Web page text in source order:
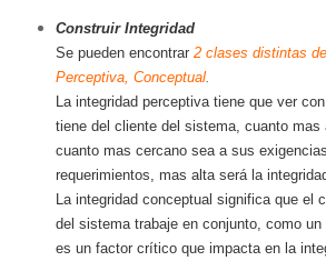
Construir Integridad
Se pueden encontrar2 clases distintas
Perceptiva, Conceptual.
La integridad perceptiva tiene que ver
tiene del cliente del sistema, cuanto mas
cuanto mas cercano sea a sus
requerimientos, mas alta será la
La integridad conceptual significa que el
del sistema trabaje en conjunto, como
es un factor crítico que impacta en la